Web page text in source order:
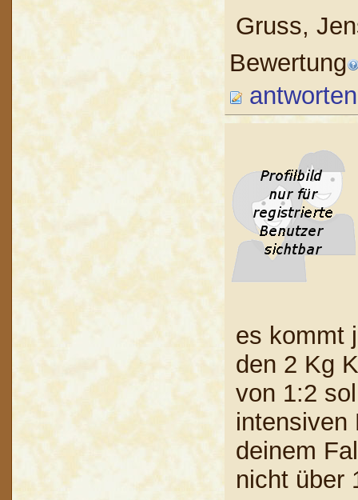
Gruss,
Bewertung
antworten
es kommt
den 2 Kg
von 1:2
intensiven
deinem
nicht über